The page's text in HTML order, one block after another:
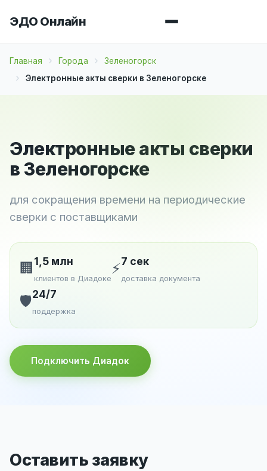
ЭДО Онлайн
Главная Города
Зеленогорск
Электронные акты сверки в Зеленогорске
Электронные акты сверки
в Зеленогорске
для сокращения времени на периодические
сверки с поставщиками
🏢 1,5 млн
клиентов в Диадоке
⚡7 сек
доставка документа
🛡️24/7
поддержка
Подключить Диадок
Оставить заявку